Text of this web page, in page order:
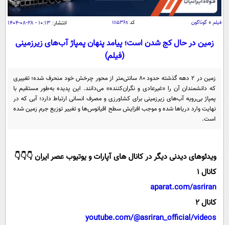
سیاسی
اقتصاد
اقتصادی
خودرو
جامعه
اجتماعی
حوادث
سلامت
یک برش دانایی
ورزشی
بین الملل
سیاست خارجی
فرهنگ و هنر
علم و دانش
اخبار کریپتو
سرگرمی
فیلم
سیاست
داستان کوتاه
فیلم » گوناگون کد ۱۱۱۵۳۶۸ انتشار: ۱۰:۱۳ - ۲۸-۰۸-۱۴۰۴
زمین در حال کج شدن است؛ پیامد پنهان پمپاژ آب‌های زیرزمینی
(فیلم)
زمین در ۲ دهه گذشته حدود ۸۰ سانتی‌متر از محور چرخش خود منحرف شده؛ تغییری
که دانشمندان آن را «غیرعادی و نگران‌کننده» می‌دانند. این پدیده به‌طور مستقیم با
پمپاژ بی‌رویه آب‌های زیرزمینی برای کشاورزی و مصرف انسانی ارتباط دارد؛ آبی که در
نهایت وارد دریا‌ها شده و موجب افزایش سطح اقیانوس‌ها و تغییر توزیع جرم زمین شده
است.
ویدئوهای دیدنی دیگر در کانال های آپارات و یوتیوب عصر ایران 👇👇👇
کانال 1
aparat.com/asriran
کانال 2
youtube.com/@asriran_official/videos